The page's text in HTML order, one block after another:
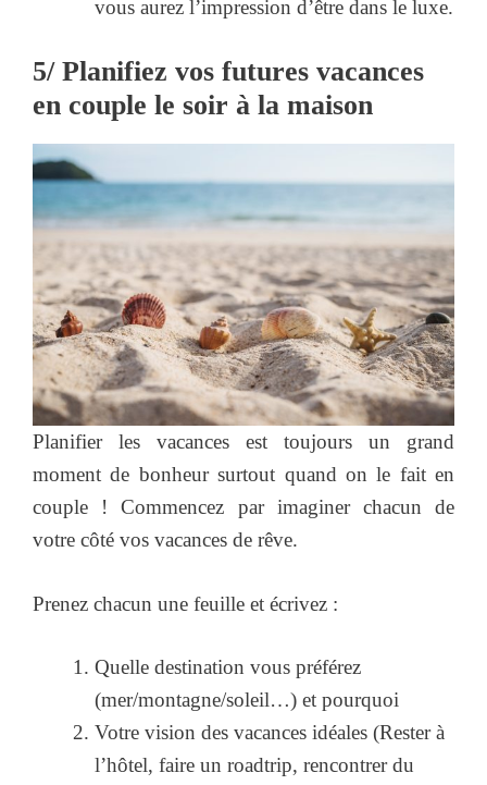
vous aurez l’impression d’être dans le luxe.
5/ Planifiez vos futures vacances
en couple le soir à la maison
Planifier les vacances est toujours un grand
moment de bonheur surtout quand on le fait en
couple ! Commencez par imaginer chacun de
votre côté vos vacances de rêve.
Prenez chacun une feuille et écrivez :
Quelle destination vous préférez
(mer/montagne/soleil…) et pourquoi
Votre vision des vacances idéales (Rester à
l’hôtel, faire un roadtrip, rencontrer du